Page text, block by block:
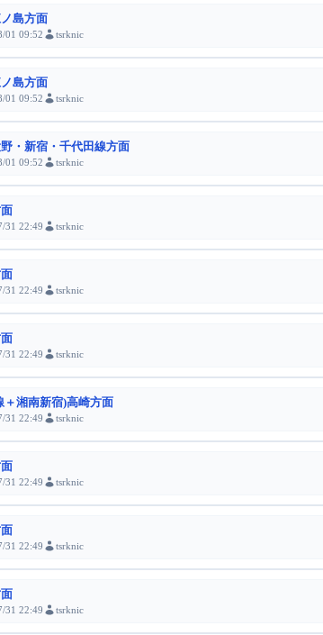
島方面
01 09:52 tsrknic
島方面
01 09:52 tsrknic
・新宿・千代田線方面
01 09:52 tsrknic
面
31 22:49 tsrknic
面
31 22:49 tsrknic
面
31 22:49 tsrknic
＋湘南新宿)高崎方面
31 22:49 tsrknic
面
31 22:49 tsrknic
面
31 22:49 tsrknic
面
31 22:49 tsrknic